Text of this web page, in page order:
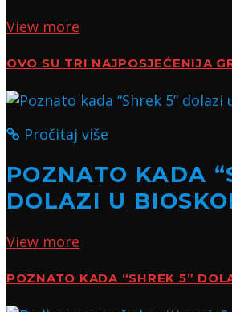
View more
OVO SU TRI NAJPOSJEĆENIJA
Pročitaj više
POZNATO KADA
DOLAZI U
View more
POZNATO KADA “SHREK 5”